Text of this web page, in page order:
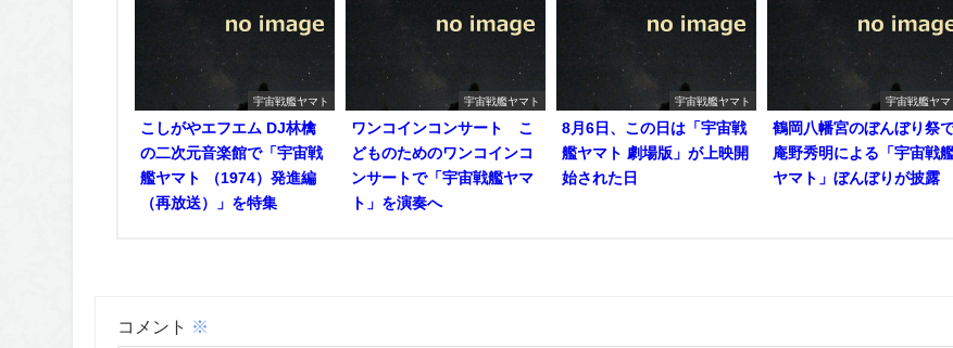
宇宙戦艦ヤマト
こしがやエフエム DJ林檎
の二次元音楽館で「宇宙戦
艦ヤマト （1974）発進編
（再放送）」を特集
宇宙戦艦ヤマト
ワンコインコンサート こ
どものためのワンコインコ
ンサートで「宇宙戦艦ヤマ
ト」を演奏へ
宇宙戦艦ヤマト
8月6日、この日は「宇宙戦
艦ヤマト 劇場版」が上映開
始された日
宇宙戦艦ヤマ
鶴岡八幡宮のぼんぼり祭
庵野秀明による「宇宙戦
ヤマト」ぼんぼりが披露
コメント ※